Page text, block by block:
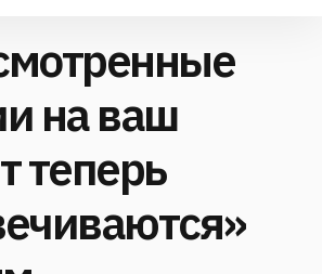
на ваш
теперь